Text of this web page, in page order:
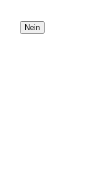
Nein